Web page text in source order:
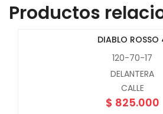
Productos
DIABLO ROSSO
120-70-17
DELANTERA
CALLE
$ 825.000